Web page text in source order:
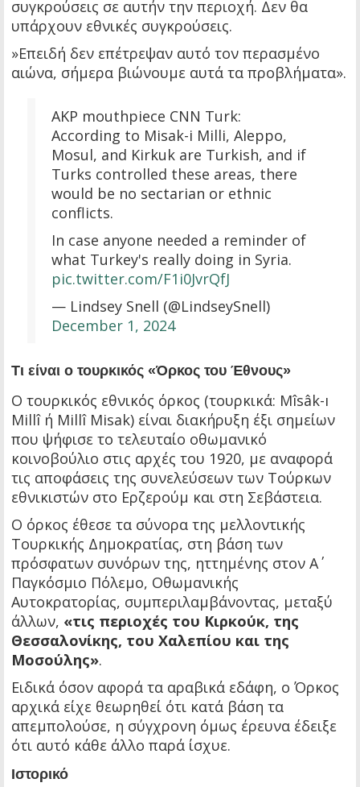
συγκρούσεις σε αυτήν την περιοχή. Δεν θα
υπάρχουν εθνικές συγκρούσεις.
»Επειδή δεν επέτρεψαν αυτό τον περασμένο
αιώνα, σήμερα βιώνουμε αυτά τα προβλήματα».
AKP mouthpiece CNN Turk:
According to Misak-i Milli, Aleppo,
Mosul, and Kirkuk are Turkish, and if
Turks controlled these areas, there
would be no sectarian or ethnic
conflicts.
In case anyone needed a reminder of
what Turkey's really doing in Syria.
pic.twitter.com/F1i0JvrQfJ
— Lindsey Snell (@LindseySnell)
December 1, 2024
Τι είναι ο τουρκικός «Όρκος του Έθνους»
Ο τουρκικός εθνικός όρκος (τουρκικά: Mîsâk-ı
Millî ή Millî Misak) είναι διακήρυξη έξι σημείων
που ψήφισε το τελευταίο οθωμανικό
κοινοβούλιο στις αρχές του 1920, με αναφορά
τις αποφάσεις της συνελεύσεων των Τούρκων
εθνικιστών στο Ερζερούμ και στη Σεβάστεια.
O όρκος έθεσε τα σύνορα της μελλοντικής
Τουρκικής Δημοκρατίας, στη βάση των
πρόσφατων συνόρων της, ηττημένης στον Α΄
Παγκόσμιο Πόλεμο, Οθωμανικής
Αυτοκρατορίας, συμπεριλαμβάνοντας, μεταξύ
άλλων, «τις περιοχές του Κιρκούκ, της
Θεσσαλονίκης, του Χαλεπίου και της
Μοσούλης».
Ειδικά όσον αφορά τα αραβικά εδάφη, ο Όρκος
αρχικά είχε θεωρηθεί ότι κατά βάση τα
απεμπολούσε, η σύγχρονη όμως έρευνα έδειξε
ότι αυτό κάθε άλλο παρά ίσχυε.
Ιστορικό